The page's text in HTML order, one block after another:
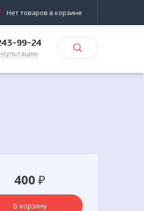
Нет товаров в корзине
99-24
400 ₽
В корзину